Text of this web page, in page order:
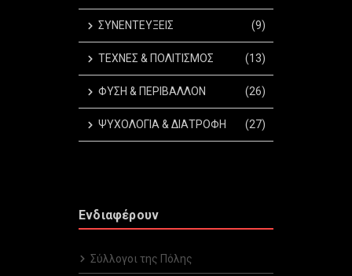
ΣΥΝΕΝΤΕΥΞΕΙΣ (9)
ΤΕΧΝΕΣ & ΠΟΛΙΤΙΣΜΟΣ (13)
ΦΥΣΗ & ΠΕΡΙΒΑΛΛΟΝ (26)
ΨΥΧΟΛΟΓΙΑ & ΔΙΑΤΡΟΦΗ (27)
Ενδιαφέρουν
Σύλλογοι της Πόλης